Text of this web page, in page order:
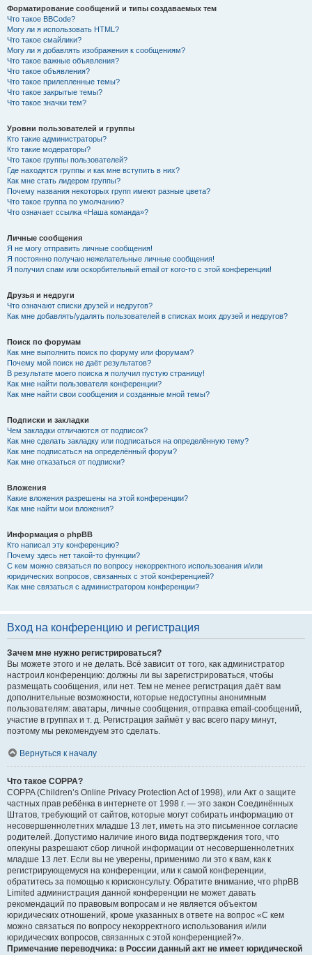
Форматирование сообщений и типы создаваемых тем
Что такое BBCode?
Могу ли я использовать HTML?
Что такое смайлики?
Могу ли я добавлять изображения к сообщениям?
Что такое важные объявления?
Что такое объявления?
Что такое прилепленные темы?
Что такое закрытые темы?
Что такое значки тем?
Уровни пользователей и группы
Кто такие администраторы?
Кто такие модераторы?
Что такое группы пользователей?
Где находятся группы и как мне вступить в них?
Как мне стать лидером группы?
Почему названия некоторых групп имеют разные цвета?
Что такое группа по умолчанию?
Что означает ссылка «Наша команда»?
Личные сообщения
Я не могу отправить личные сообщения!
Я постоянно получаю нежелательные личные сообщения!
Я получил спам или оскорбительный email от кого-то с этой конференции!
Друзья и недруги
Что означают списки друзей и недругов?
Как мне добавлять/удалять пользователей в списках моих друзей и недругов?
Поиск по форумам
Как мне выполнить поиск по форуму или форумам?
Почему мой поиск не даёт результатов?
В результате моего поиска я получил пустую страницу!
Как мне найти пользователя конференции?
Как мне найти свои сообщения и созданные мной темы?
Подписки и закладки
Чем закладки отличаются от подписок?
Как мне сделать закладку или подписаться на определённую тему?
Как мне подписаться на определённый форум?
Как мне отказаться от подписки?
Вложения
Какие вложения разрешены на этой конференции?
Как мне найти мои вложения?
Информация о phpBB
Кто написал эту конференцию?
Почему здесь нет такой-то функции?
С кем можно связаться по вопросу некорректного использования и/или
юридических вопросов, связанных с этой конференцией?
Как мне связаться с администратором конференции?
Вход на конференцию и регистрация
Зачем мне нужно регистрироваться?
Вы можете этого и не делать. Всё зависит от того, как администратор
настроил конференцию: должны ли вы зарегистрироваться, чтобы
размещать сообщения, или нет. Тем не менее регистрация даёт вам
дополнительные возможности, которые недоступны анонимным
пользователям: аватары, личные сообщения, отправка email-сообщений,
участие в группах и т. д. Регистрация займёт у вас всего пару минут,
поэтому мы рекомендуем это сделать.
Вернуться к началу
Что такое COPPA?
COPPA (Children’s Online Privacy Protection Act of 1998), или Акт о защите
частных прав ребёнка в интернете от 1998 г. — это закон Соединённых
Штатов, требующий от сайтов, которые могут собирать информацию от
несовершеннолетних младше 13 лет, иметь на это письменное согласие
родителей. Допустимо наличие иного вида подтверждения того, что
опекуны разрешают сбор личной информации от несовершеннолетних
младше 13 лет. Если вы не уверены, применимо ли это к вам, как к
регистрирующемуся на конференции, или к самой конференции,
обратитесь за помощью к юрисконсульту. Обратите внимание, что phpBB
Limited администрация данной конференции не может давать
рекомендаций по правовым вопросам и не является объектом
юридических отношений, кроме указанных в ответе на вопрос «С кем
можно связаться по вопросу некорректного использования и/или
юридических вопросов, связанных с этой конференцией?».
Примечание переводчика: в России данный акт не имеет юридической